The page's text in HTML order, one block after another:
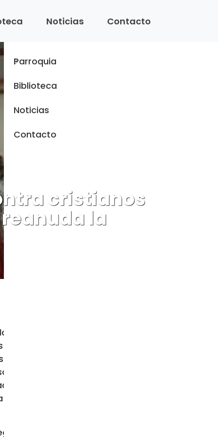
Noticias Contacto
cristianos
la
católica de San Juan, que había
la celebración de los
Nazareno todavía no está en
parroquial al lado, también tiene
católico de la diócesis de
masiva contra las casas
sus casas. Se están dando
Parroquia
Biblioteca
Noticias
Contacto